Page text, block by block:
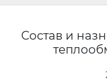
Состав и